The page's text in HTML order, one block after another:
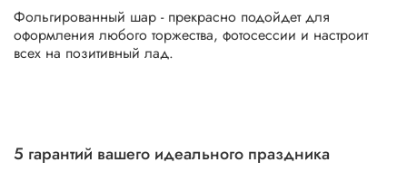
Фольгированный шар - прекрасно подойдет для
оформления любого торжества, фотосессии и настроит
всех на позитивный лад.
5 гарантий вашего идеального праздника